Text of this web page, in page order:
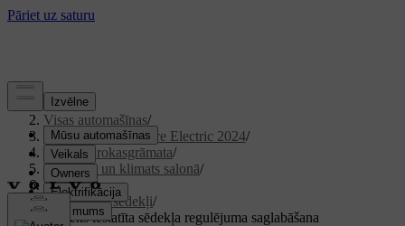
Atbalsts
Visas automašīnas/
XC40 Recharge Pure Electric 2024/
Lietotāja rokasgrāmata/
Komforts un klimats salonā/
Sēdekļi/
Priekšējie sēdekļi/
Iepriekš iestatīta sēdekļa regulējuma saglabāšana